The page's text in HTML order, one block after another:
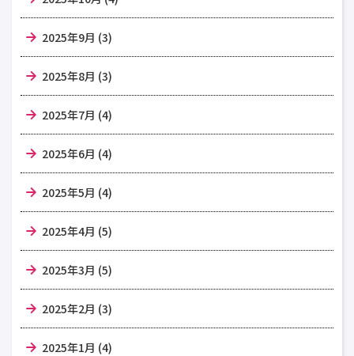
2025年9月 (3)
2025年8月 (3)
2025年7月 (4)
2025年6月 (4)
2025年5月 (4)
2025年4月 (5)
2025年3月 (5)
2025年2月 (3)
2025年1月 (4)